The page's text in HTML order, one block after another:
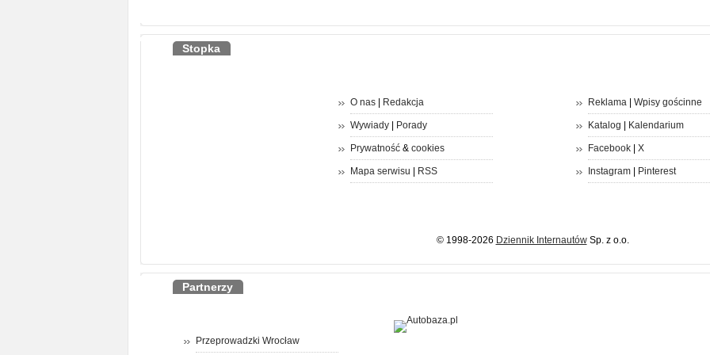
Stopka
O nas| Redakcja
Wywiady| Porady
Prywatność& cookies
Mapa serwisu RSS
Reklama| Wpisy gościnne
Katalog Kalendarium
Facebook| X
Instagram| Pinterest
© 1998-2026 Dziennik InternautówSp. z o.o.
Partnerzy
Przeprowadzki Wrocław